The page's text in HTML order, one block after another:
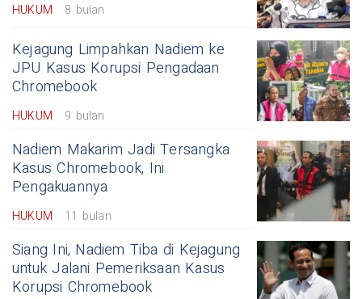
HUKUM 8 bulan
Kejagung Limpahkan Nadiem ke
JPU Kasus Korupsi Pengadaan
Chromebook
HUKUM 9 bulan
Nadiem Makarim Jadi Tersangka
Kasus Chromebook, Ini
Pengakuannya
HUKUM 11 bulan
Siang Ini, Nadiem Tiba di Kejagung
untuk Jalani Pemeriksaan Kasus
Korupsi Chromebook